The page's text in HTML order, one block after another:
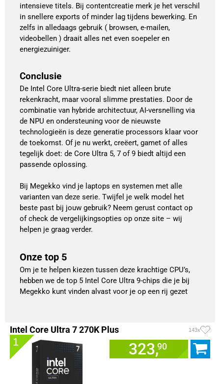
intensieve titels. Bij contentcreatie merk je het verschil
in snellere exports of minder lag tijdens bewerking. En
zelfs in alledaags gebruik ( browsen, e-mailen,
videobellen ) draait alles net even soepeler en
energiezuiniger.
Conclusie
De Intel Core Ultra-serie biedt niet alleen brute
rekenkracht, maar vooral slimme prestaties. Door de
combinatie van hybride architectuur, AI-versnelling via
de NPU en ondersteuning voor de nieuwste
technologieën is deze generatie processors klaar voor
de toekomst. Of je nu werkt, creëert, gamet of alles
tegelijk doet: de Core Ultra 5, 7 of 9 biedt altijd een
passende oplossing.
Bij Megekko vind je laptops en systemen met alle
varianten van deze serie. Twijfel je welk model het
beste past bij jouw gebruik? Neem gerust contact op
of check de vergelijkingsopties op onze site – wij
helpen je graag verder.
Onze top 5
Om je te helpen kiezen tussen deze krachtige CPU’s,
hebben we de top 5 Intel Core Ultra 9-chips die je bij
Megekko kunt vinden alvast voor je op een rij gezet
Intel Core Ultra 7 270K Plus 143x
1 323,90